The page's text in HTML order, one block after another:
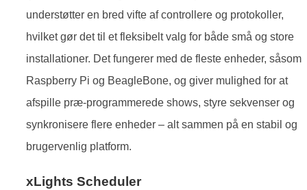
understøtter en bred vifte af controllere og protokoller,
hvilket gør det til et fleksibelt valg for både små og store
installationer. Det fungerer med de fleste enheder, såsom
Raspberry Pi og BeagleBone, og giver mulighed for at
afspille præ-programmerede shows, styre sekvenser og
synkronisere flere enheder – alt sammen på en stabil og
brugervenlig platform.
xLights Scheduler